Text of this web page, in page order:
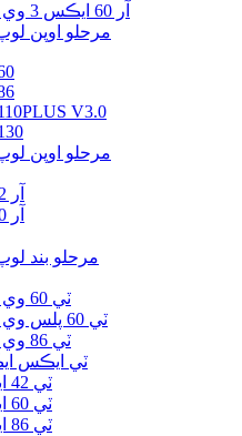
آر 60 ايڪس 3 وي 4.0
3 مرحلو اوپن
V3.0
5 مرحلو اوپن
5 آر 42
5 آر 60
2 مرحلو بند
ٽي 60 وي 2.0
ٽي 60 پلس وي 3.0
ٽي 86 وي 2.0
ٽي ايڪس
ٽي 42 ايس
ٽي 60 ايس
ٽي 86 ايس